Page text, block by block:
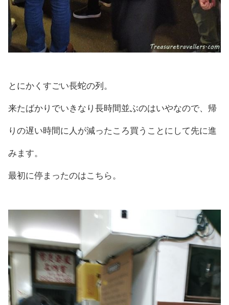
とにかくすごい長蛇の列。
来たばかりでいきなり長時間並ぶのはいやなので、帰
りの遅い時間に人が減ったころ買うことにして先に進
みます。
最初に停まったのはこちら。